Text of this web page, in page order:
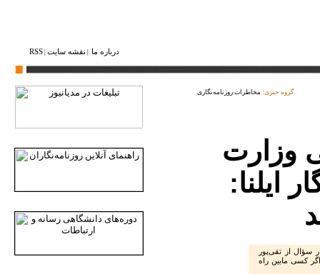
درباره ما نقشه ‌سایت RSS
گروه خبری: مخاطرات روزنامه‌نگاری
وزارت
ایلنا:
سؤال از تقی‌پور
کسی مابین راه